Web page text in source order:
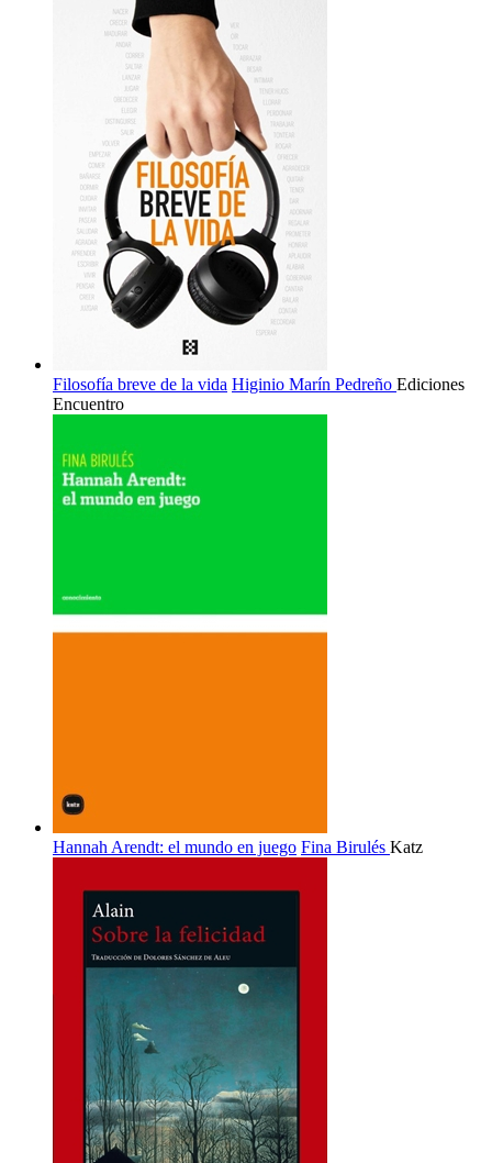
Filosofía breve de la vida Higinio Marín Pedreño Ediciones
Encuentro
Hannah Arendt: el mundo en juego Fina Birulés Katz